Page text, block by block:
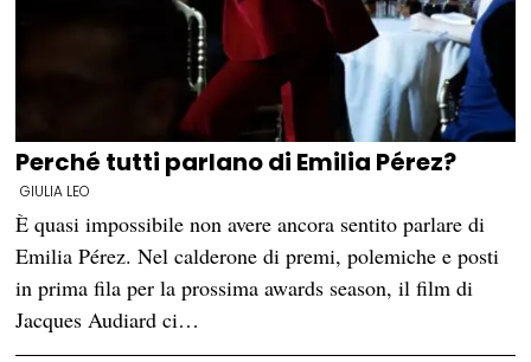
Perché tutti parlano di Emilia Pérez?
GIULIA LEO
È quasi impossibile non avere ancora sentito parlare di
Emilia Pérez. Nel calderone di premi, polemiche e posti
in prima fila per la prossima awards season, il film di
Jacques Audiard ci…